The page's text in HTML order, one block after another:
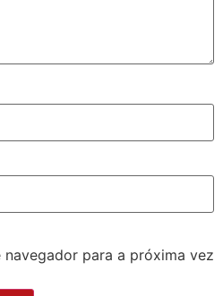
navegador para a próxima vez